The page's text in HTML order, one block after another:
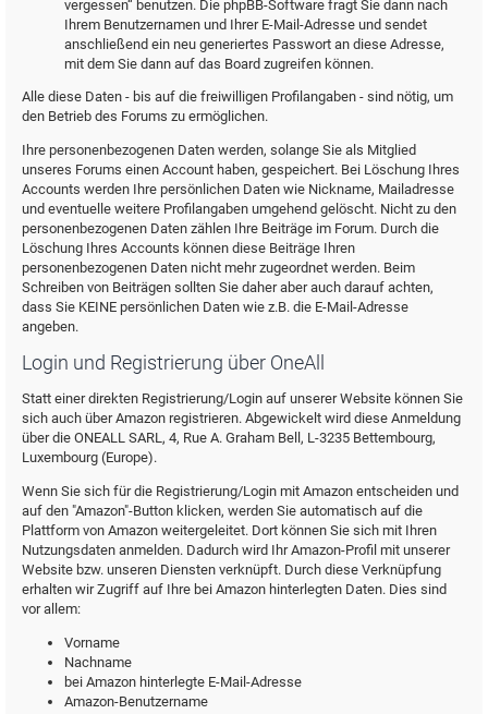
vergessen“ benutzen. Die phpBB-Software fragt Sie dann nach
Ihrem Benutzernamen und Ihrer E-Mail-Adresse und sendet
anschließend ein neu generiertes Passwort an diese Adresse,
mit dem Sie dann auf das Board zugreifen können.
Alle diese Daten - bis auf die freiwilligen Profilangaben - sind nötig, um
den Betrieb des Forums zu ermöglichen.
Ihre personenbezogenen Daten werden, solange Sie als Mitglied
unseres Forums einen Account haben, gespeichert. Bei Löschung Ihres
Accounts werden Ihre persönlichen Daten wie Nickname, Mailadresse
und eventuelle weitere Profilangaben umgehend gelöscht. Nicht zu den
personenbezogenen Daten zählen Ihre Beiträge im Forum. Durch die
Löschung Ihres Accounts können diese Beiträge Ihren
personenbezogenen Daten nicht mehr zugeordnet werden. Beim
Schreiben von Beiträgen sollten Sie daher aber auch darauf achten,
dass Sie KEINE persönlichen Daten wie z.B. die E-Mail-Adresse
angeben.
Login und Registrierung über OneAll
Statt einer direkten Registrierung/Login auf unserer Website können Sie
sich auch über Amazon registrieren. Abgewickelt wird diese Anmeldung
über die ONEALL SARL, 4, Rue A. Graham Bell, L-3235 Bettembourg,
Luxembourg (Europe).
Wenn Sie sich für die Registrierung/Login mit Amazon entscheiden und
auf den "Amazon"-Button klicken, werden Sie automatisch auf die
Plattform von Amazon weitergeleitet. Dort können Sie sich mit Ihren
Nutzungsdaten anmelden. Dadurch wird Ihr Amazon-Profil mit unserer
Website bzw. unseren Diensten verknüpft. Durch diese Verknüpfung
erhalten wir Zugriff auf Ihre bei Amazon hinterlegten Daten. Dies sind
vor allem:
Vorname
Nachname
bei Amazon hinterlegte E-Mail-Adresse
Amazon-Benutzername